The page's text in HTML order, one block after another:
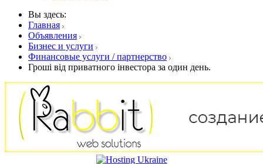
Вы здесь:
Главная
Объявления
Бизнес и услуги
Финансовые услуги / партнерство
Гроші від приватного інвестора за один день.